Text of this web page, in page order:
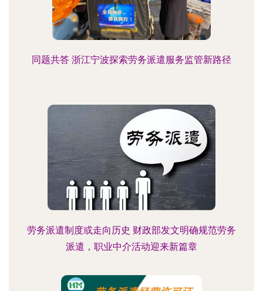
同题共答 浙江宁波探索劳务派遣服务监管新路径
劳务派遣制度或走向历史 财政部发文明确规范劳务
派遣，职业中介活动迎来新篇章